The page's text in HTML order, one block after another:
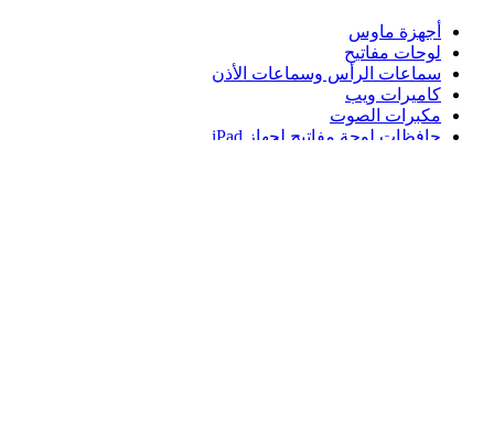
أجهزة ماوس
لوحات مفاتيح
سماعات الرأس وسماعات الأذن
كاميرات ويب
مكبرات الصوت
حافظات لوحة مفاتيح لجهاز iPad